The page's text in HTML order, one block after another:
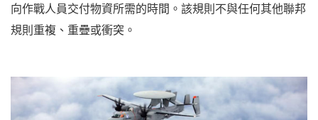
向作戰人員交付物資所需的時間。該規則不與任何其他聯邦
規則重複、重疊或衝突。